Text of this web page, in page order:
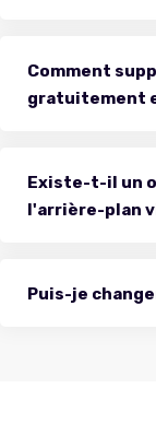
Comment
gratuitement
Existe-t-il un
l'arrière-plan
Puis-je